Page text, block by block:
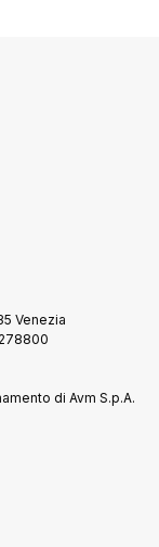
Venezia
di Avm S.p.A.